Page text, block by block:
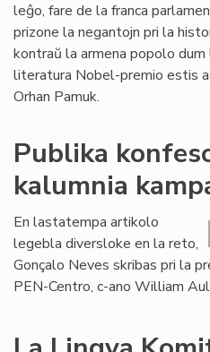
leĝo, fare de la franca
prizone la negantojn pri la
kontraŭ la armena popolo
literatura Nobel-premio estis
Orhan Pamuk.
Publika
kalumnia
En lastatempa artikolo
legebla diversloke en la reto,
Gonçalo Neves skribas pri la
PEN-Centro, c-ano William